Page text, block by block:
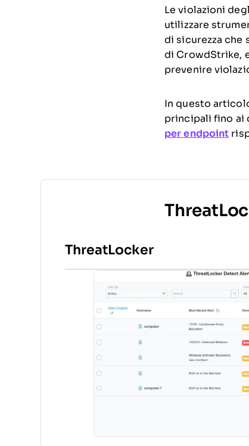
Le violazioni
utilizzare
di sicurezza che
di CrowdStrike,
prevenire
In questo
principali fino ai
per endpoint
ThreatLocker